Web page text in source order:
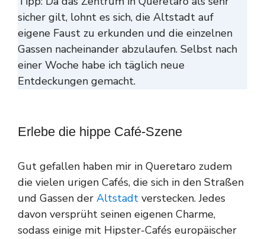
sicher gilt, lohnt es sich, die Altstadt auf
eigene Faust zu erkunden und die einzelnen
Gassen nacheinander abzulaufen. Selbst nach
einer Woche habe ich täglich neue
Entdeckungen gemacht.
Erlebe die hippe Café-Szene
Gut gefallen haben mir in Queretaro zudem
die vielen urigen Cafés, die sich in den Straßen
und Gassen der Altstadt verstecken. Jedes
davon versprüht seinen eigenen Charme,
sodass einige mit Hipster-Cafés europäischer